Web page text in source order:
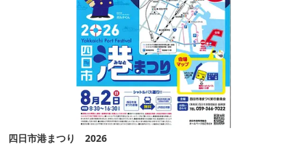
四日市港まつり 2026